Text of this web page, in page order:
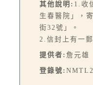
其他說明: 1.收
生春醫院」，
街32號」。
2.信封上有一
提供者: 詹元雄
登錄號: